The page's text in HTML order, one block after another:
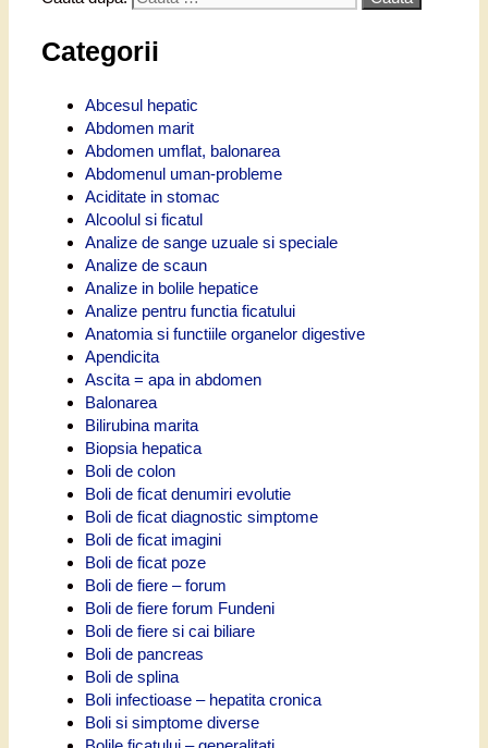
Categorii
Abcesul hepatic
Abdomen marit
Abdomen umflat, balonarea
Abdomenul uman-probleme
Aciditate in stomac
Alcoolul si ficatul
Analize de sange uzuale si speciale
Analize de scaun
Analize in bolile hepatice
Analize pentru functia ficatului
Anatomia si functiile organelor digestive
Apendicita
Ascita = apa in abdomen
Balonarea
Bilirubina marita
Biopsia hepatica
Boli de colon
Boli de ficat denumiri evolutie
Boli de ficat diagnostic simptome
Boli de ficat imagini
Boli de ficat poze
Boli de fiere – forum
Boli de fiere forum Fundeni
Boli de fiere si cai biliare
Boli de pancreas
Boli de splina
Boli infectioase – hepatita cronica
Boli si simptome diverse